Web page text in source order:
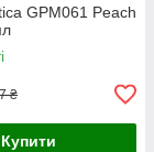
GPM061 Peach
₴
Купити